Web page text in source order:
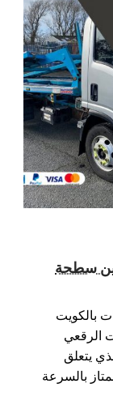
/ ونش كرين سطحة
بالكويت
الرقعي
يتعلق
بالسرعة